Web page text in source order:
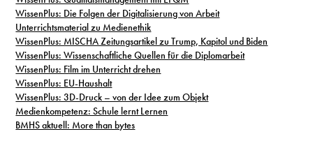
WissenPlus: Die Folgen der Digitalisierung von Arbeit
Unterrichtsmaterial zu Medienethik
WissenPlus: MISCHA Zeitungsartikel zu Trump, Kapitol und Biden
WissenPlus: Wissenschaftliche Quellen für die Diplomarbeit
WissenPlus: Film im Unterricht drehen
WissenPlus: EU-Haushalt
WissenPlus: 3D-Druck – von der Idee zum Objekt
Medienkompetenz: Schule lernt Lernen
BMHS aktuell: More than bytes